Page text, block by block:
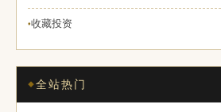
♦收藏投资
全站热门